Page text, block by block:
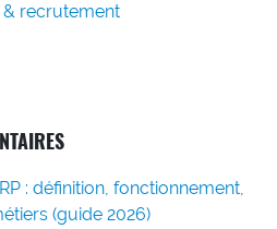
& recrutement
: définition, fonctionnement,
(guide 2026)